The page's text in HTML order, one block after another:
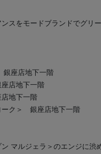
スをモードブランドでグリ
座店地下一階
店地下一階
地下一階
ク＞ 銀座店地下一階
マルジェラ＞のエンジに渋